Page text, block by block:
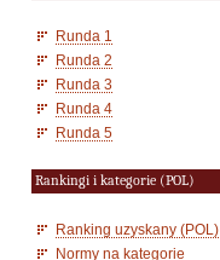
Runda 1
Runda 2
Runda 3
Runda 4
Runda 5
Rankingi i kategorie (POL)
Ranking uzyskany (POL)
Normy na kategorie